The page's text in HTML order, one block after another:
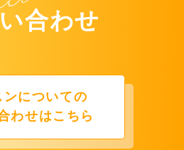
合わせ
ンについての
わせはこちら